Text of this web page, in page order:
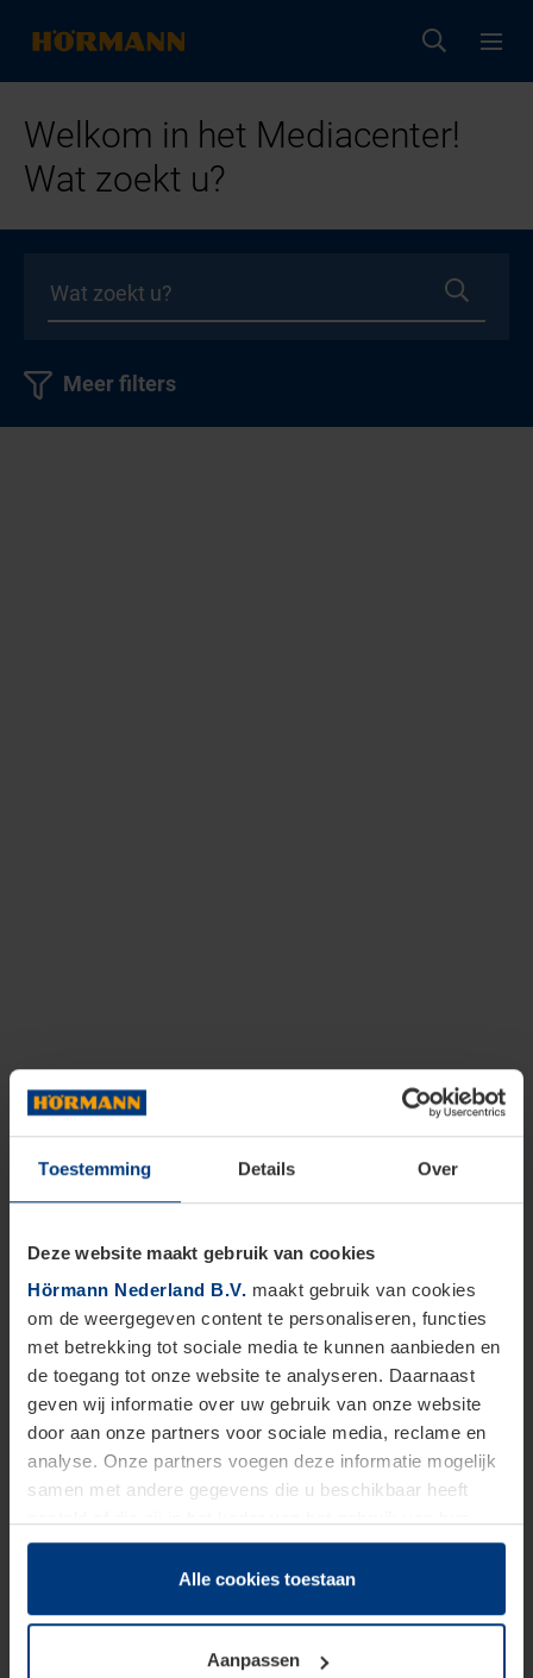
Toestemming Details Over
Deze website maakt gebruik van cookies
Hörmann Nederland B.V. maakt gebruik van cookies
om de weergegeven content te personaliseren, functies
met betrekking tot sociale media te kunnen aanbieden en
de toegang tot onze website te analyseren. Daarnaast
geven wij informatie over uw gebruik van onze website
door aan onze partners voor sociale media, reclame en
analyse. Onze partners voegen deze informatie mogelijk
samen met andere gegevens die u beschikbaar heeft
dienstverlening hebben verzameld.
Juridisch zijn wij gerechtigd om cookies op uw computer
onze pagina's absoluut noodzakelijk is. Voor alle andere
soorten cookies is uw toestemming vereist. Uw
Alle cookies toestaan
Aanpassen
Welkom in het Mediacenter!
Wat zoekt u?
Meer filters